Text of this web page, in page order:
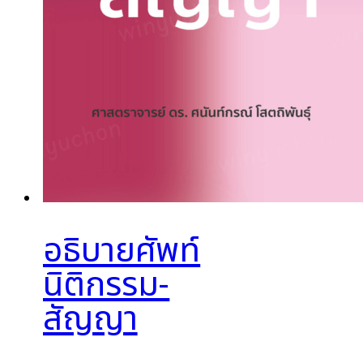
อธิบายศัพท์
นิติกรรม-
สัญญา